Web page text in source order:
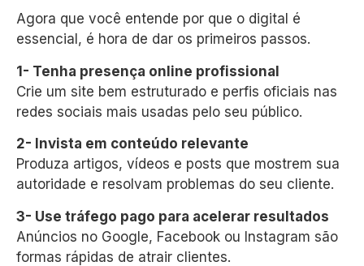
Agora que você entende por que o digital é
essencial, é hora de dar os primeiros passos.
1- Tenha presença online profissional
Crie um site bem estruturado e perfis oficiais nas
redes sociais mais usadas pelo seu público.
2- Invista em conteúdo relevante
Produza artigos, vídeos e posts que mostrem sua
autoridade e resolvam problemas do seu cliente.
3- Use tráfego pago para acelerar resultados
Anúncios no Google, Facebook ou Instagram são
formas rápidas de atrair clientes.